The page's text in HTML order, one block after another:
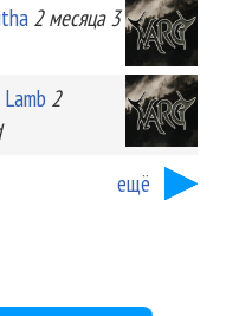
2 месяца 3
2
ещё